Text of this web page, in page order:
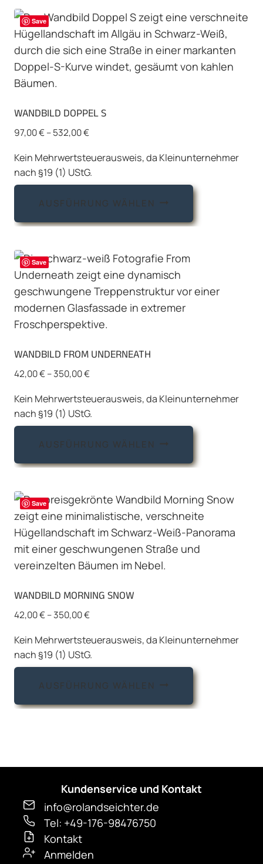
Varianten
auf.
Die
Optionen
werden
Save
WANDBILD DOPPEL S
97,00€–532,00€
Kein Mehrwertsteuerausweis, da Kleinunternehmer
nach §19 (1) UStG.
AUSFÜHRUNG WÄHLEN
Dieses
weist
Die
werden
Save
WANDBILD FROM UNDERNEATH
42,00€–350,00€
Kein Mehrwertsteuerausweis, da Kleinunternehmer
nach §19 (1) UStG.
AUSFÜHRUNG WÄHLEN
Dieses
weist
Varianten
auf.
Die
Optionen
werden
Save
WANDBILD MORNING SNOW
42,00€–350,00€
Kein Mehrwertsteuerausweis, da Kleinunternehmer
nach §19 (1) UStG.
AUSFÜHRUNG WÄHLEN
Dieses
weist
Optionen
Kundenservice und Kontakt
info@rolandseichter.de
Tel: +49-176-98476750
Kontakt
Anmelden